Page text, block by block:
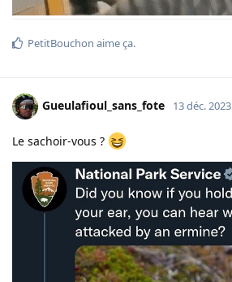
PetitBouchon aime ça.
Gueulafioul_sans_fote 13 déc. 2023
Le sachoir-vous ?